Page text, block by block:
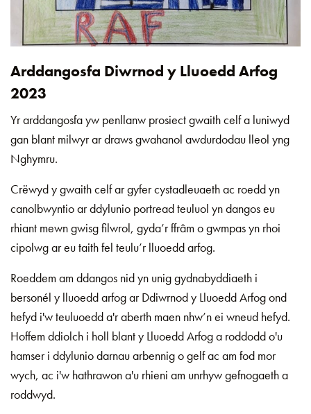
Arddangosfa Diwrnod y Lluoedd Arfog
2023
Yr arddangosfa yw penllanw prosiect gwaith celf a luniwyd
gan blant milwyr ar draws gwahanol awdurdodau lleol yng
Nghymru.
Crëwyd y gwaith celf ar gyfer cystadleuaeth ac roedd yn
canolbwyntio ar ddylunio portread teuluol yn dangos eu
rhiant mewn gwisg filwrol, gyda’r ffrâm o gwmpas yn rhoi
cipolwg ar eu taith fel teulu’r lluoedd arfog.
Roeddem am ddangos nid yn unig gydnabyddiaeth i
bersonél y lluoedd arfog ar Ddiwrnod y Lluoedd Arfog ond
hefyd i'w teuluoedd a'r aberth maen nhw’n ei wneud hefyd.
Hoffem ddiolch i holl blant y Lluoedd Arfog a roddodd o'u
hamser i ddylunio darnau arbennig o gelf ac am fod mor
wych, ac i'w hathrawon a'u rhieni am unrhyw gefnogaeth a
roddwyd.